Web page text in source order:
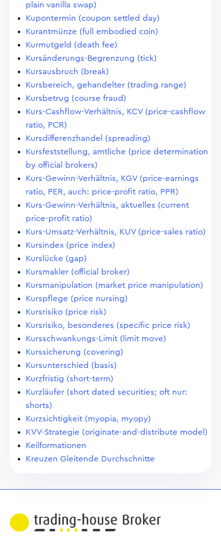
plain vanilla swap)
Kupontermin (coupon settled day)
Kurantmünze (full embodied coin)
Kurmutgeld (death fee)
Kursänderungs-Begrenzung (tick)
Kursausbruch (break)
Kursbereich, gehandelter (trading range)
Kursbetrug (course fraud)
Kurs-Cashflow-Verhältnis, KCV (price-cashflow
ratio, PCR)
Kursdifferenzhandel (spreading)
Kursfeststellung, amtliche (price determination
by official brokers)
Kurs-Gewinn-Verhältnis, KGV (price-earnings
ratio, PER, auch: price-profit ratio, PPR)
Kurs-Gewinn-Verhältnis, aktuelles (current
price-profit ratio)
Kurs-Umsatz-Verhältnis, KUV (price-sales ratio)
Kursindex (price index)
Kurslücke (gap)
Kursmakler (official broker)
Kursmanipulation (market price manipulation)
Kurspflege (price nursing)
Kursrisiko (price risk)
Kursrisiko, besonderes (specific price risk)
Kursschwankungs-Limit (limit move)
Kurssicherung (covering)
Kursunterschied (basis)
Kurzfristig (short-term)
Kurzläufer (short dated securities; oft nur:
shorts)
Kurzsichtigkeit (myopia, myopy)
KVV-Strategie (originate-and-distribute model)
Keilformationen
Kreuzen Gleitende Durchschnitte